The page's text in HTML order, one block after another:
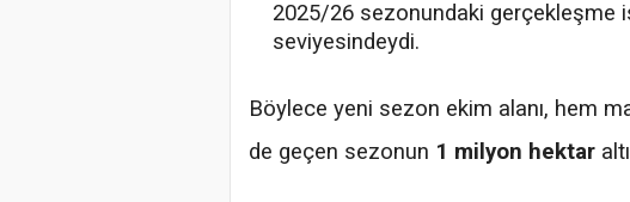
2025/26 sezonundaki gerçekleşme
seviyesindeydi.
Böylece yeni sezon ekim alanı, hem
de geçen sezonun 1 milyon hektar